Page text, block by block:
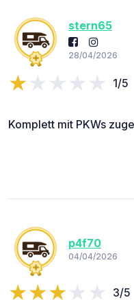
stern65
28/04/2026
1/5
Komplett mit PKWs
p4f70
04/04/2026
3/5